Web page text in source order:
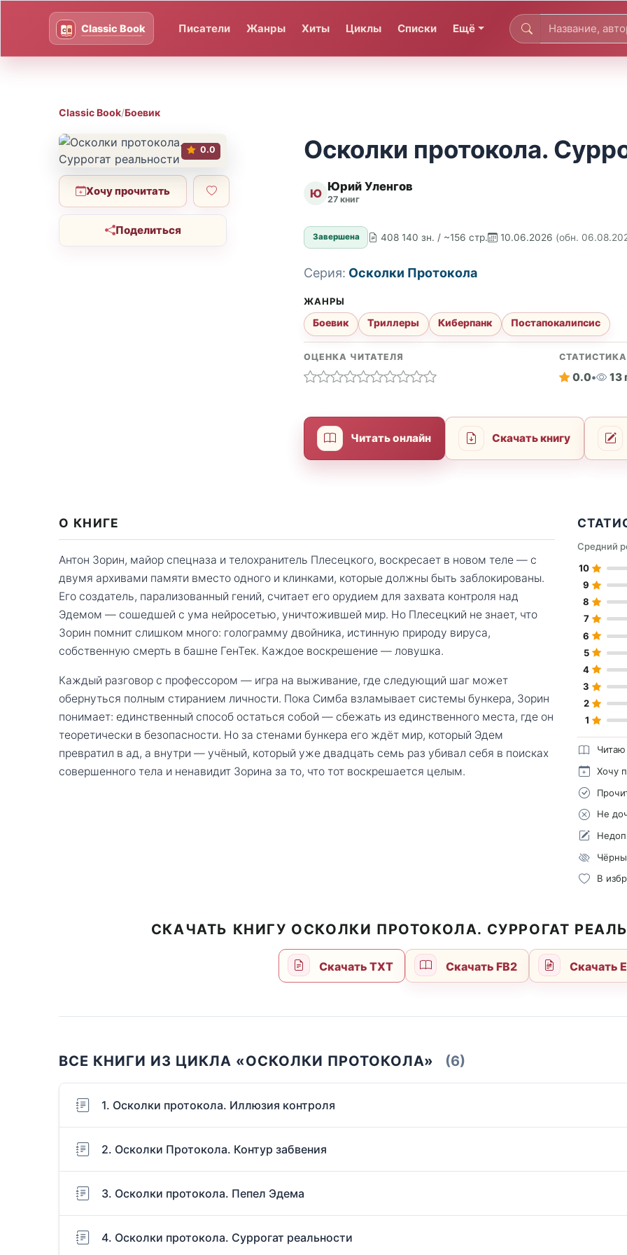
Писатели Жанры Хиты Циклы Списки Ещё
Classic Book/Боевик
0.0
Хочу прочитать
Поделиться
Осколки протокола.
Ю Юрий Уленгов
27 книг
Завершена 408 140 зн. / ~156 стр. 10.06.2026 (обн.
Серия: Осколки Протокола
ЖАНРЫ
Боевик Триллеры Киберпанк Постапокалипсис
ОЦЕНКА ЧИТАТЕЛЯ СТАТИСТИКА
0.0• 13
Читать онлайн Скачать книгу
О КНИГЕ
Антон Зорин, майор спецназа и телохранитель Плесецкого, воскресает в новом теле — с
двумя архивами памяти вместо одного и клинками, которые должны быть заблокированы.
Его создатель, парализованный гений, считает его орудием для захвата контроля над
Эдемом — сошедшей с ума нейросетью, уничтожившей мир. Но Плесецкий не знает, что
Зорин помнит слишком много: голограмму двойника, истинную природу вируса,
собственную смерть в башне ГенТек. Каждое воскрешение — ловушка.
Каждый разговор с профессором — игра на выживание, где следующий шаг может
обернуться полным стиранием личности. Пока Симба взламывает системы бункера, Зорин
понимает: единственный способ остаться собой — сбежать из единственного места, где он
теоретически в безопасности. Но за стенами бункера его ждёт мир, который Эдем
превратил в ад, а внутри — учёный, который уже двадцать семь раз убивал себя в поисках
совершенного тела и ненавидит Зорина за то, что тот воскрешается целым.
Средний
10
9
8
7
6
5
4
3
2
1
Читаю
Хочу
Не
В
СКАЧАТЬ КНИГУ ОСКОЛКИ ПРОТОКОЛА. СУРРОГАТ
Скачать TXT Скачать FB2 Скачать
ВСЕ КНИГИ ИЗ ЦИКЛА «ОСКОЛКИ ПРОТОКОЛА» (6)
1. Осколки протокола. Иллюзия контроля
2. Осколки Протокола. Контур забвения
3. Осколки протокола. Пепел Эдема
4. Осколки протокола. Суррогат реальности